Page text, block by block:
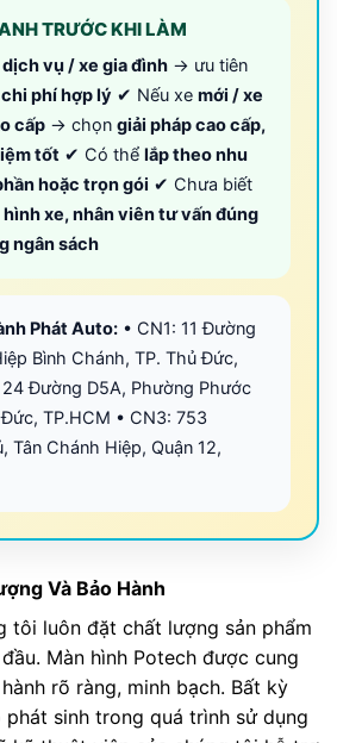
TRƯỚC KHI LÀM
vụ / xe gia đình → ưu tiên
chi phí hợp lý ✔ Nếu xe mới / xe
cấp → chọn giải pháp cao cấp,
tốt ✔ Có thể lắp theo nhu
hoặc trọn gói ✔ Chưa biết
hình xe, nhân viên tư vấn đúng
ngân sách
Phát Auto: • CN1: 11 Đường
Bình Chánh, TP. Thủ Đức,
Đường D5A, Phường Phước
TP.HCM • CN3: 753
Tân Chánh Hiệp, Quận 12,
Và Bảo Hành
tôi luôn đặt chất lượng sản phẩm
Màn hình Potech được cung
rõ ràng, minh bạch. Bất kỳ
sinh trong quá trình sử dụng